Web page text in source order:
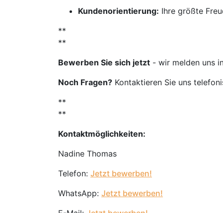
Kundenorientierung: Ihre größte
**
**
Bewerben Sie sich jetzt - wir melden uns
Noch Fragen? Kontaktieren Sie uns
**
**
Kontaktmöglichkeiten:
Nadine Thomas
Telefon: Jetzt bewerben!
WhatsApp: Jetzt bewerben!